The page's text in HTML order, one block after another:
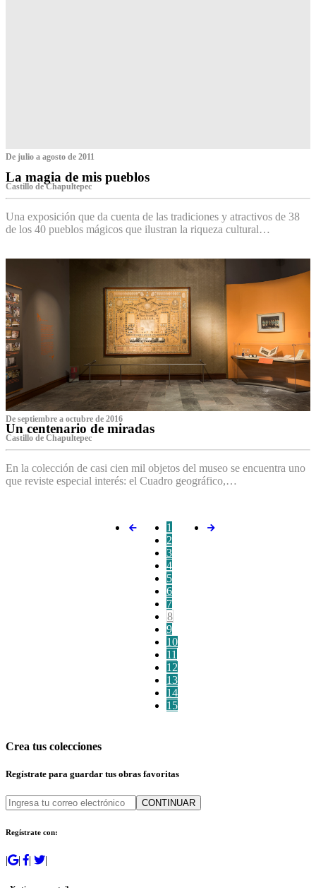
De julio a agosto de 2011
La magia de mis pueblos
Castillo de Chapultepec
Una exposición que da cuenta de las tradiciones y atractivos de 38
de los 40 pueblos mágicos que ilustran la riqueza cultural…
De septiembre a octubre de 2016
Un centenario de miradas
Castillo de Chapultepec
En la colección de casi cien mil objetos del museo se encuentra uno
que reviste especial interés: el Cuadro geográfico,…
1
2
3
4
5
6
7
8
9
10
11
12
13
14
15
Crea tus colecciones
Regístrate para guardar tus obras favoritas
CONTINUAR
Regístrate con:
| | | |